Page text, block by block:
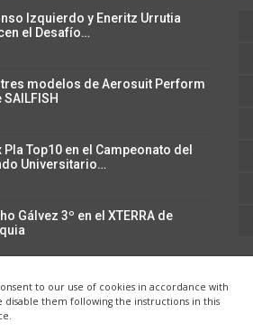
to our use of cookies in accordance with
them following the instructions in this
Izquierdo y Eneritz Urrutia
el Desafío…
tres modelos de Aerosuit Perform
SAILFISH
Pla Top10 en el Campeonato del
Universitario…
Gálvez 3º en el XTERRA de